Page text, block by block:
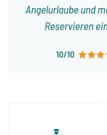
Angelurlaube und
Reservieren
10/10